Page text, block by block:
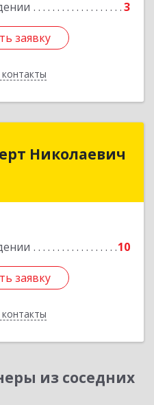
3
заявку
заявку
Николаевич
10
заявку
Николаевич
г, Н.Гусевой ул, 56А
заявку
из соседних